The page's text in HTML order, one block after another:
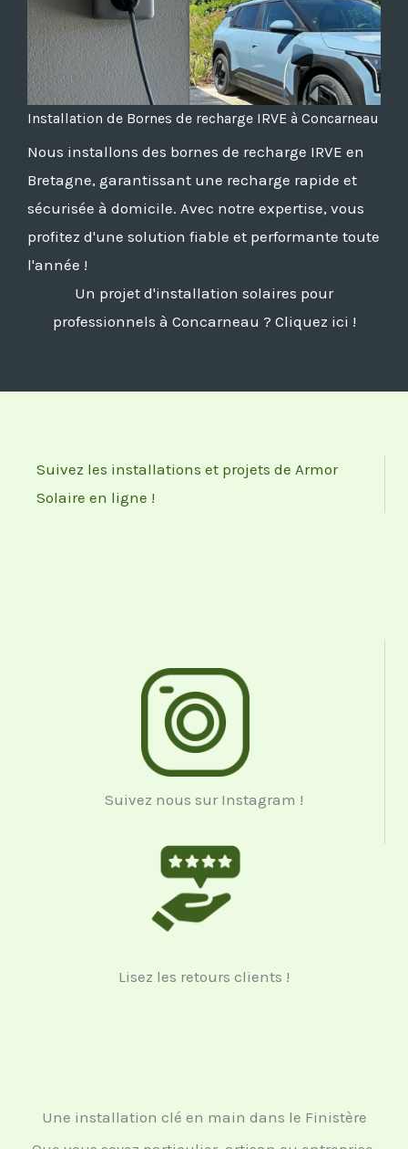
Installation de Bornes de recharge IRVE à Concarneau
Nous installons des bornes de recharge IRVE en
Bretagne, garantissant une recharge rapide et
sécurisée à domicile. Avec notre expertise, vous
profitez d'une solution fiable et performante toute
l'année !
Un projet d'installation solaires pour
professionnels à Concarneau ? Cliquez ici !
Suivez les installations et projets de Armor
Solaire en ligne !
Suivez nous sur Instagram !
Lisez les retours clients !
Une installation clé en main dans le Finistère